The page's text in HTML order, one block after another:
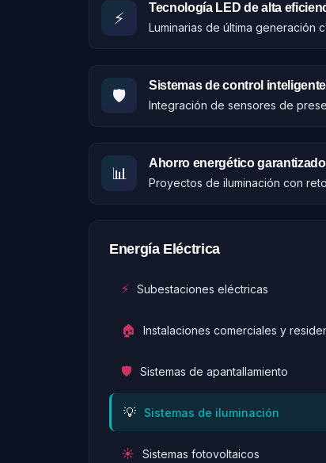
⚡
Tecnología LED de alta
Luminarias de última
🛡️
Sistemas de control inteligente
Integración de sensores de
📊
Ahorro energético garantizado
Proyectos de iluminación con
Energía Eléctrica
⚡ Subestaciones eléctricas
🏠 Instalaciones comerciales y
🛡️ Sistemas de apantallamiento
💡 Sistemas de iluminación
☀️ Sistemas fotovoltaicos